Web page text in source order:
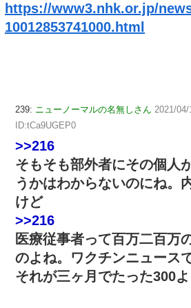
https://www3.nhk.or.jp/
10012853741000.html
239: ニューノーマルの名無しさん 2021/
ID:tCa9UGEP0
>>216
そもそも部外者にその個人
うかはわからないのにね。
けど
>>216
医療従事者って百万二百万
のよね。ワクチンニュース
それが三ヶ月でたった300よ